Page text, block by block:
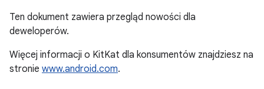
Ten dokument zawiera przegląd nowości dla
deweloperów.
Więcej informacji o KitKat dla konsumentów znajdziesz na
stronie www.android.com.